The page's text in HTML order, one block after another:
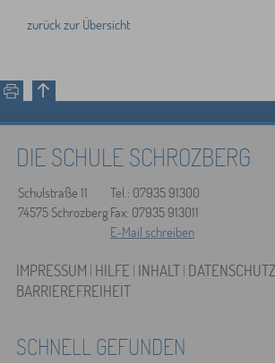
zurück zur Übersicht
DIE SCHULE SCHROZBERG
Schulstraße 11
Tel.: 07935 91300
74575 SchrozbergFax: 07935 913011
E-Mail schreiben
IMPRESSUM | HILFE | INHALT|
BARRIEREFREIHEIT
SCHNELL GEFUNDEN